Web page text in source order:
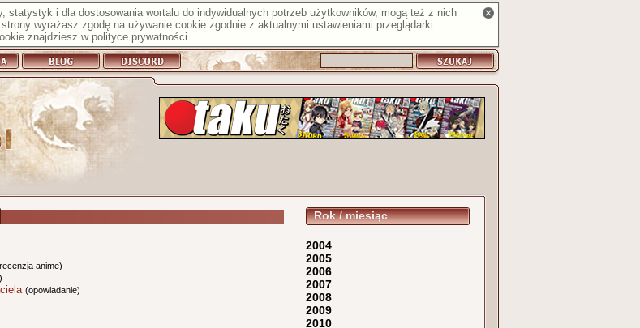
statystyk i dla dostosowania wortalu do indywidualnych potrzeb użytkowników, mogą też z nich
wyrażasz zgodę na używanie cookie zgodnie z aktualnymi ustawieniami przeglądarki.
znajdziesz w polityce prywatności.
Rok / miesiąc
2004
2005
2006
2007
2008
2009
2010
anime)
(opowiadanie)